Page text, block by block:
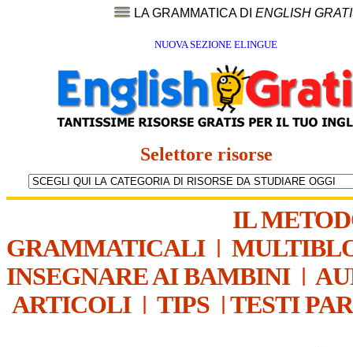
LA GRAMMATICA DI ENGLISH
NUOVA SEZIONE ELINGUE
Selettore risorse
IL
GRAMMATICALI|
INSEGNARE AI BAMBINI|
ARTICOLI| TIPS | TESTI